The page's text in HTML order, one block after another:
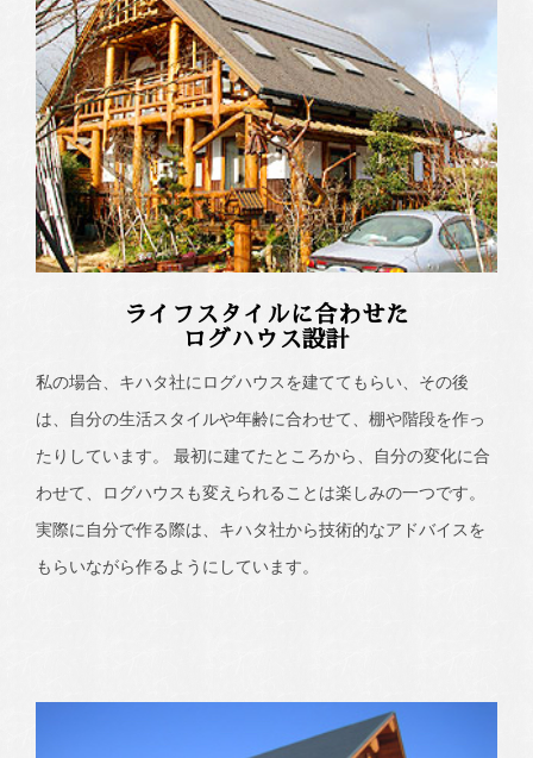
ライフスタイルに合わせた
ログハウス設計
私の場合、キハタ社にログハウスを建ててもらい、その後
は、自分の生活スタイルや年齢に合わせて、棚や階段を作っ
たりしています。 最初に建てたところから、自分の変化に合
わせて、ログハウスも変えられることは楽しみの一つです。
実際に自分で作る際は、キハタ社から技術的なアドバイスを
もらいながら作るようにしています。